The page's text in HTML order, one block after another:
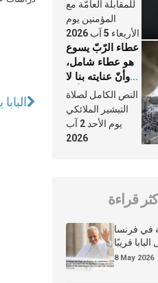
الكنيسة
للمقابلة العامّة مع
المؤمنين يوم
الأربعاء 5 آب 2026
عطاء الرّبّ يسوع
هو عطاء شامل،
وأنّ عنايته بنا لا
تغيب عنّا أبدًا
النص الكامل لصلاة
التبشير الملائكي
يوم الأحد 2 آب
2026
قراءة
في فرنسا
قريبًا
8 May 2026